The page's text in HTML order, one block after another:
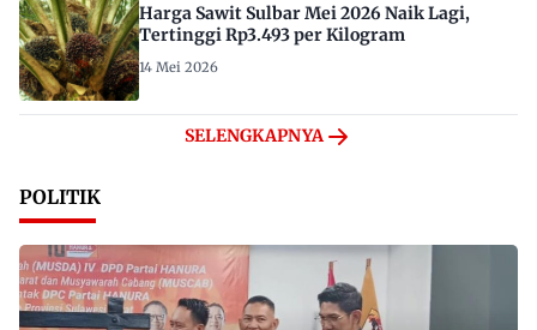
Harga Sawit Sulbar Mei 2026 Naik Lagi,
Tertinggi Rp3.493 per Kilogram
14 Mei 2026
SELENGKAPNYA
POLITIK